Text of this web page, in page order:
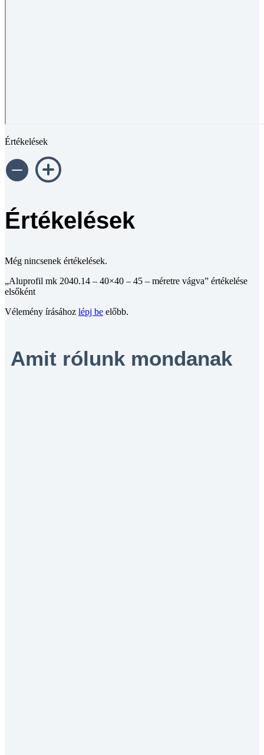
Értékelések
Értékelések
Még nincsenek értékelések.
„Aluprofil mk 2040.14 – 40×40 – 45 – méretre vágva” értékelése
elsőként
Vélemény írásához lépj be előbb.
Amit rólunk mondanak